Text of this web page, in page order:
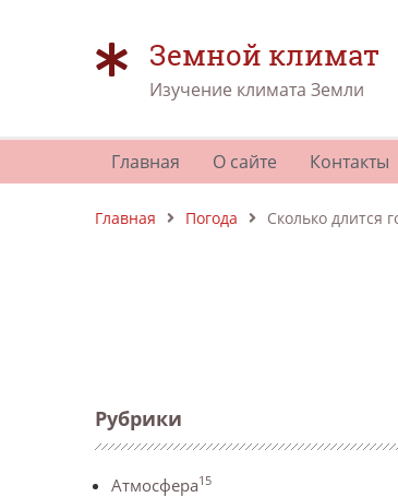
Земной климат
Изучение климата Земли
Главная О сайте Контакты
Главная Погода Сколько длится
Рубрики
Атмосфера15